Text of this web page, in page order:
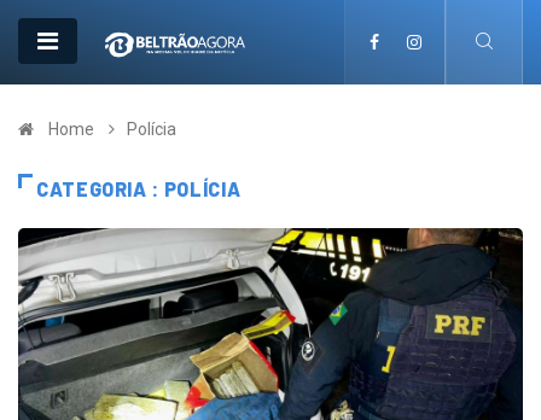
Home Polícia
CATEGORIA : POLÍCIA